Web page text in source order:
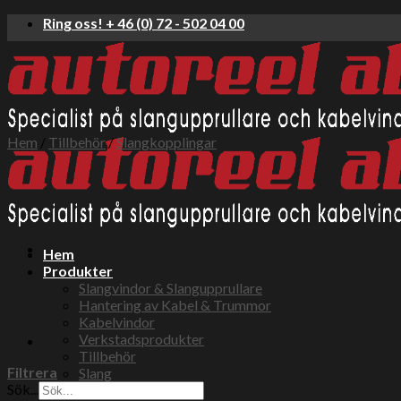
Skip
to
content
Ring oss! + 46 (0) 72 - 502 04 00
Hem
Produkter
Slangvindor & Slangupprullare
Hantering av Kabel & Trummor
Kabelvindor
Verkstadsprodukter
Tillbehör
Slang
Hem / Tillbehör/Slangkopplingar
Filtrera
Sök...